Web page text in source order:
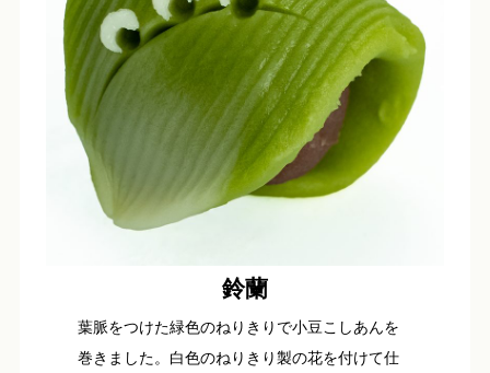
鈴蘭
葉脈をつけた緑色のねりきりで小豆こしあんを
巻きました。白色のねりきり製の花を付けて仕